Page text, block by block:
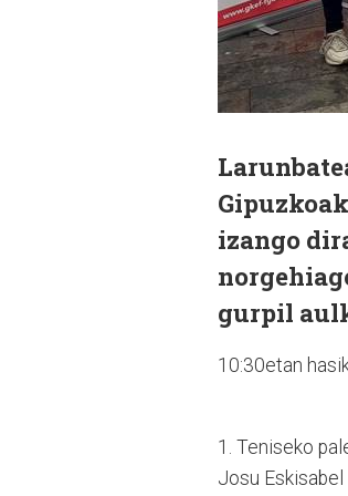
izango
gurpil
10:30etan
1. Teniseko
Josu Eskisabel